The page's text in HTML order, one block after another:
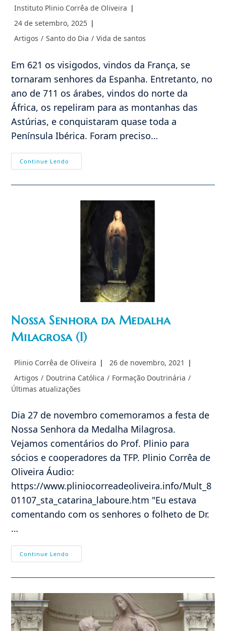
Autor
post:
Instituto Plinio Corrêa de Oliveira
Post
24 de setembro, 2025
Categoria
Artigos / Santo do Dia / Vida de santos
Em 621 os visigodos, vindos da França, se
tornaram senhores da Espanha. Entretanto, no
ano de 711 os árabes, vindos do norte da
África, os repeliram para as montanhas das
Astúrias, e conquistaram quase toda a
Península Ibérica. Foram preciso…
Continue Lendo
–
Nossa Senhora da Medalha
Milagrosa (I)
Autor
post:
Plinio Corrêa de Oliveira
Post
26 de novembro, 2021
Categoria
do
Artigos / Doutrina Católica / Formação Doutrinária /
Últimas atualizações
Dia 27 de novembro comemoramos a festa de
Nossa Senhora da Medalha Milagrosa.
Vejamos comentários do Prof. Plinio para
sócios e cooperadores da TFP. Plinio Corrêa de
Oliveira Áudio:
https://www.pliniocorreadeoliveira.info/Mult_8
01107_sta_catarina_laboure.htm "Eu estava
comentando com os senhores o folheto de Dr.
…
Continue Lendo
Senhora
Medalha